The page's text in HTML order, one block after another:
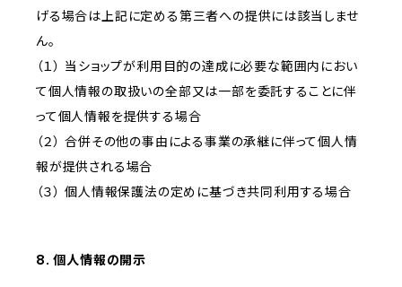
げる場合は上記に定める第三者への提供には該当しませ
ん。
（１） 当ショップが利用目的の達成に必要な範囲内におい
て個人情報の取扱いの全部又は一部を委託することに伴
って個人情報を提供する場合
（２） 合併その他の事由による事業の承継に伴って個人情
報が提供される場合
（３） 個人情報保護法の定めに基づき共同利用する場合
8. 個人情報の開示